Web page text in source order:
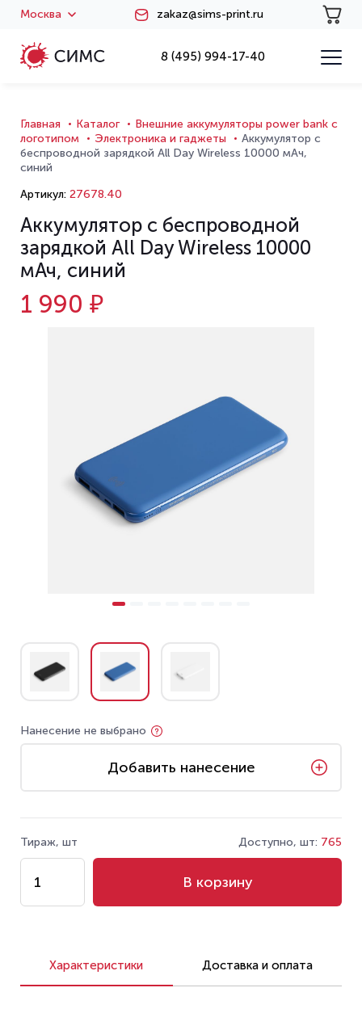
Москва zakaz@sims-print.ru
8 (495) 994-17-40
Главная Каталог
Внешние аккумуляторы power bank с
логотипом
Электроника и гаджеты
Аккумулятор с
беспроводной зарядкой All Day Wireless 10000 мАч,
синий
Артикул: 27678.40
Аккумулятор с беспроводной
зарядкой All Day Wireless 10000
мАч, синий
1 990 ₽
Нанесение не выбрано
Добавить нанесение
Тираж, шт Доступно, шт: 765
В корзину
Характеристики Доставка и оплата